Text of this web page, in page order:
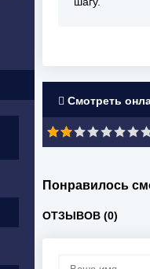
Смотреть
Понравилось
ОТЗЫВОВ (0)